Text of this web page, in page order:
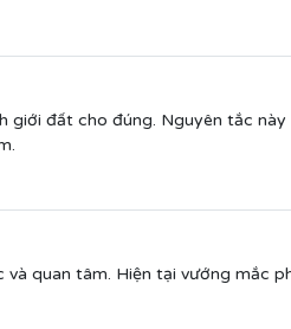
đất cho đúng. Nguyên tắc
quan tâm. Hiện tại vướng mắc